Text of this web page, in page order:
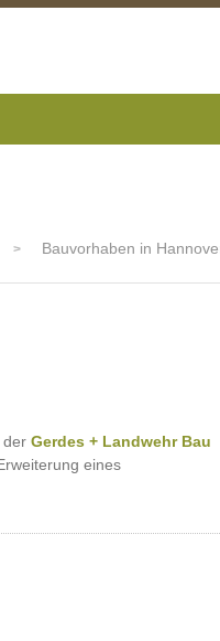
> Bauvorhaben in
der Gerdes + Landwehr Bau
eines